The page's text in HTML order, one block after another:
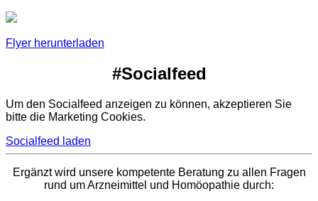
Flyer herunterladen
#Socialfeed
Um den Socialfeed anzeigen zu können, akzeptieren Sie
bitte die Marketing Cookies.
Socialfeed laden
Ergänzt wird unsere kompetente Beratung zu allen Fragen
rund um Arzneimittel und Homöopathie durch: